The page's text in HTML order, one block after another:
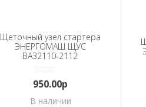
Щеточный узел стартера
ЭНЕРГОМАШ ЩУС
ВАЗ2110-2112
950.00р
В наличии